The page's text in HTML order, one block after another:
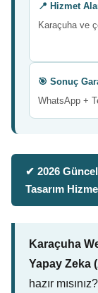
📍 Hizmet
Karaçuha ve
🎯 Sonuç
WhatsApp +
✔ 2026
Tasarım
Karaçuha
Yapay Zeka
hazır mısınız?